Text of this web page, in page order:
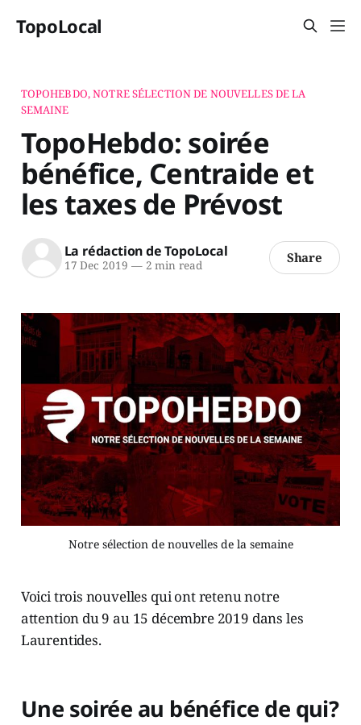
TopoLocal
TOPOHEBDO, NOTRE SÉLECTION DE NOUVELLES DE LA
SEMAINE
TopoHebdo: soirée
bénéfice, Centraide et
les taxes de Prévost
La rédaction de TopoLocal
17 Dec 2019 —2 min read Share
Notre sélection de nouvelles de la semaine
Voici trois nouvelles qui ont retenu notre
attention du 9 au 15 décembre 2019 dans les
Laurentides.
Une soirée au bénéfice de qui?